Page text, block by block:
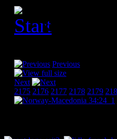
Previous
Next
2175 2176 2177 2178 2179